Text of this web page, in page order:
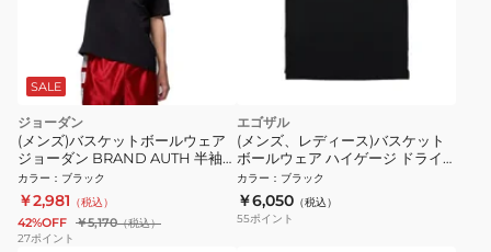
SALE
ジョーダン
(メンズ)バスケットボールウェア
ジョーダン BRAND AUTH 半袖
クルー Tシャツ IF5619-010
カラー ： ブラック
￥2,981 （税込）
42%OFF ￥5,170（税込）
27ポイント
エゴザル
(メンズ、レディース)バスケット
ボールウェア ハイゲージ ドライ
半袖ポロシャツ
EZSS26UP0001C001
カラー ： ブラック
￥6,050 （税込）
55ポイント